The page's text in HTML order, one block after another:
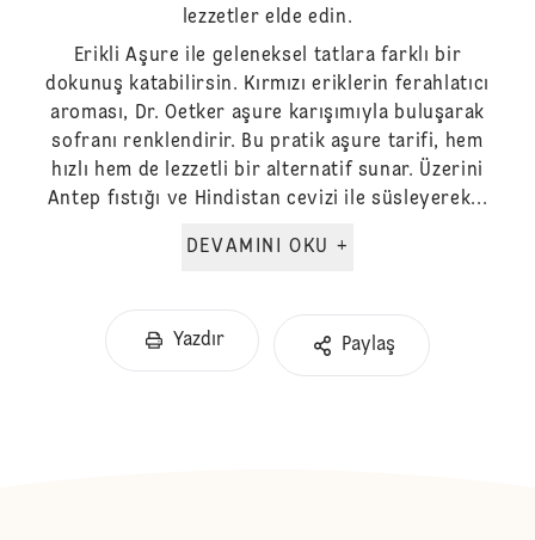
lezzetler elde edin.
Erikli Aşure ile geleneksel tatlara farklı bir
dokunuş katabilirsin. Kırmızı eriklerin ferahlatıcı
aroması, Dr. Oetker aşure karışımıyla buluşarak
sofranı renklendirir. Bu pratik aşure tarifi, hem
hızlı hem de lezzetli bir alternatif sunar. Üzerini
Antep fıstığı ve Hindistan cevizi ile süsleyerek...
DEVAMINI OKU +
Yazdır Paylaş